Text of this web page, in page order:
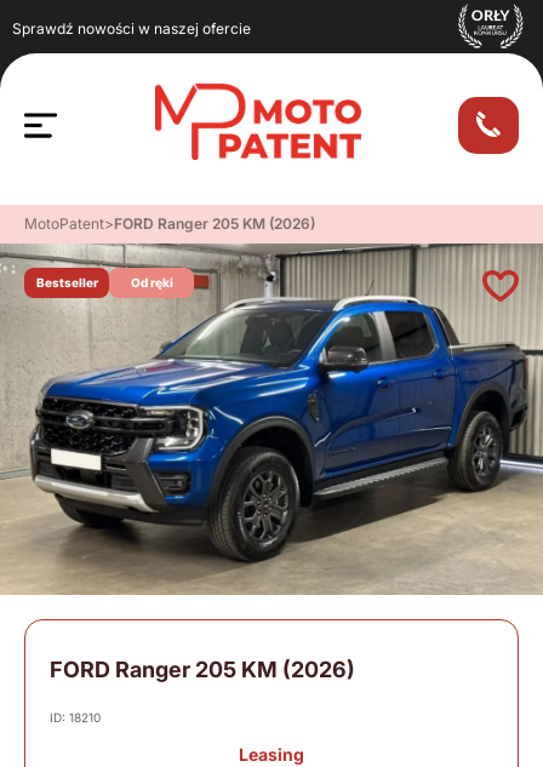
Sprawdź nowości w naszej ofercie
MotoPatent>FORD Ranger 205 KM (2026)
Bestseller Od ręki
FORD Ranger 205 KM (2026)
ID: 18210
Leasing